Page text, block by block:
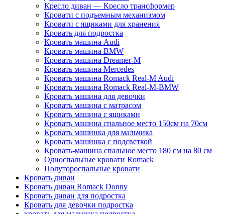
Кресло диван — Кресло трансформер
Кровати с подъемным механизмом
Кровати с ящиками для хранения
Кровать для подростка
Кровать машина Audi
Кровать машина BMW
Кровать машина Dreamer-M
Кровать машина Mercedes
Кровать машина Romack Real-M Audi
Кровать машина Romack Real-M-BMW
Кровать машина для девочки
Кровать машина с матрасом
Кровать машина с ящиками
Кровать машина спальное место 150см на 70см
Кровать машинка для мальчика
Кровать машинка с подсветкой
Кровать-машина спальное место 180 см на 80 см
Односпальные кровати Romack
Полутороспальные кровати
Кровать диван
Кровать диван Romack Donny
Кровать диван для подростка
Кровать для девочки подростка